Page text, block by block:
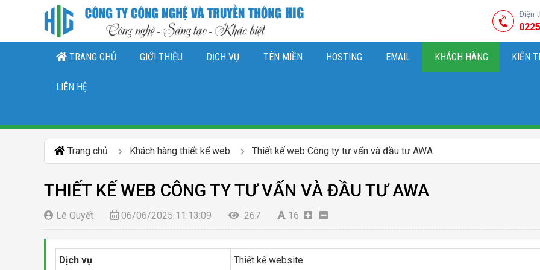
Điện
TRANG CHỦ GIỚI THIỆU DỊCH VỤ TÊN MIỀN HOSTING EMAIL KHÁCH HÀNG KIẾN
LIÊN HỆ
Trang chủ Khách hàng thiết kế web Thiết kế web Công ty tư vấn và đầu tư AWA
THIẾT KẾ WEB CÔNG TY TƯ VẤN VÀ ĐẦU TƯ AWA
Lê Quyết 06/06/2025 11:13:09 267 16
Dịch vụ Thiết kế website